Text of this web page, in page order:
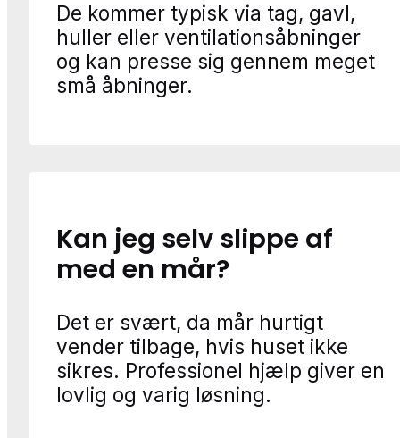
De kommer typisk via tag, gavl,
huller eller ventilationsåbninger
og kan presse sig gennem meget
små åbninger.
Kan jeg selv slippe af
med en mår?
Det er svært, da mår hurtigt
vender tilbage, hvis huset ikke
sikres. Professionel hjælp giver en
lovlig og varig løsning.